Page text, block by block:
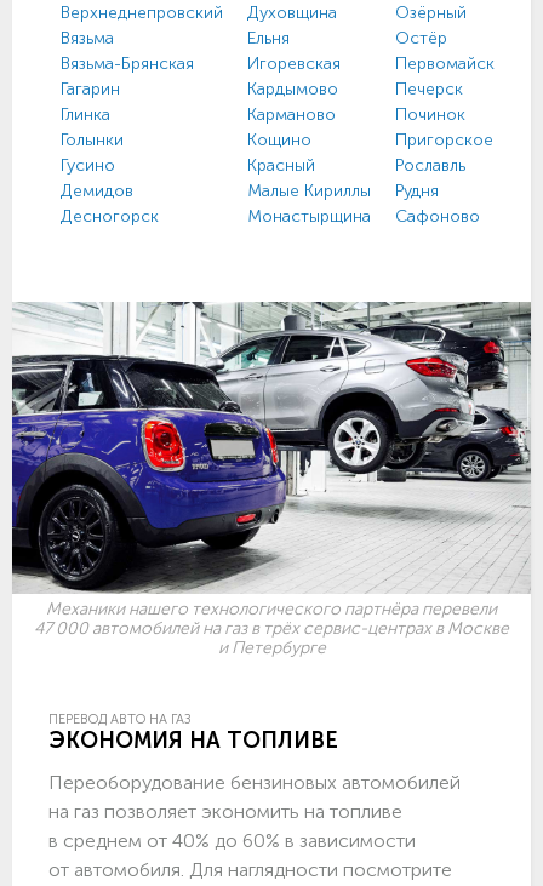
Верхнеднепровский
Вязьма
Вязьма-Брянская
Гагарин
Глинка
Голынки
Гусино
Демидов
Десногорск
Духовщина
Ельня
Игоревская
Кардымово
Карманово
Кощино
Красный
Малые Кириллы
Монастырщина
Озёрный
Остёр
Первомайский
Печерск
Починок
Пригорское
Рославль
Рудня
Сафоново
Механики нашего технологического партнёра перевели
47 000 автомобилей на газ в трёх сервис-центрах в Москве
и Петербурге
ПЕРЕВОД АВТО НА ГАЗ
ЭКОНОМИЯ НА ТОПЛИВЕ
Переоборудование бензиновых автомобилей
на газ позволяет экономить на топливе
в среднем от 40% до 60% в зависимости
от автомобиля. Для наглядности посмотрите